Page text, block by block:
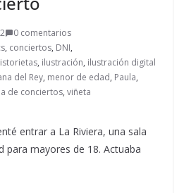
0 comentarios
, conciertos, DNI,
, ilustración, ilustración digital
del Rey, menor de edad, Paula,
de conciertos, viñeta
entrar a La Riviera, una sala
para mayores de 18. Actuaba